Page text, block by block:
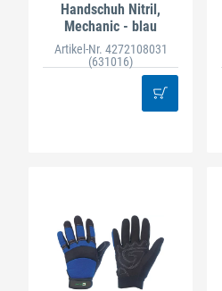
Handschuh Nitril,
Mechanic - blau
Artikel-Nr. 4272108031
(631016)